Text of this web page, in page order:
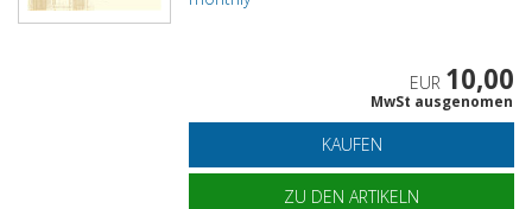
EUR 10,00
MwSt ausgenomen
KAUFEN
ZU DEN ARTIKELN